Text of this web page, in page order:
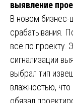
выявление
В новом бизнес-
срабатывания.
всё по проекту.
сигнализации
выбрал тип
влажностью,
обязал